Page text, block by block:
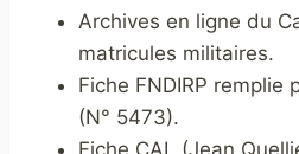
Archives en ligne du
matricules militaires.
Fiche FNDIRP remplie
(N° 5473).
Fiche CAL (Jean